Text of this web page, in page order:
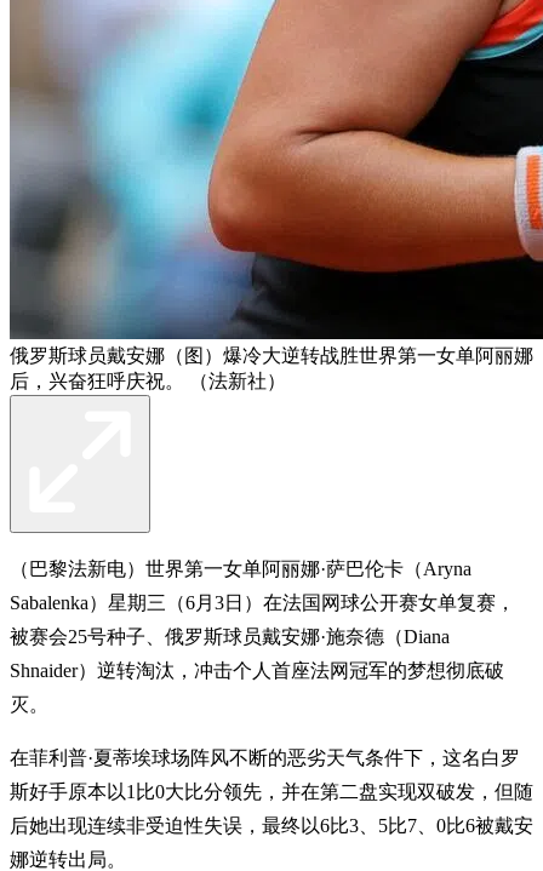
俄罗斯球员戴安娜（图）爆冷大逆转战胜世界第一女单阿丽娜
后，兴奋狂呼庆祝。 （法新社）
（巴黎法新电）世界第一女单阿丽娜·萨巴伦卡（Aryna
Sabalenka）星期三（6月3日）在法国网球公开赛女单复赛，
被赛会25号种子、俄罗斯球员戴安娜·施奈德（Diana
Shnaider）逆转淘汰，冲击个人首座法网冠军的梦想彻底破
灭。
在菲利普·夏蒂埃球场阵风不断的恶劣天气条件下，这名白罗
斯好手原本以1比0大比分领先，并在第二盘实现双破发，但随
后她出现连续非受迫性失误，最终以6比3、5比7、0比6被戴安
娜逆转出局。